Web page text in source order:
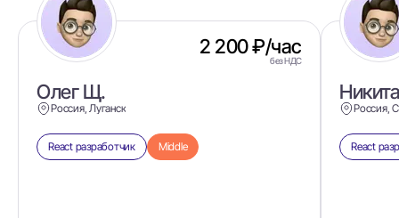
Олег Щ.
Россия, Луганск
2 200 ₽/час
без НДС
React разработчик Middle
Россия,
React